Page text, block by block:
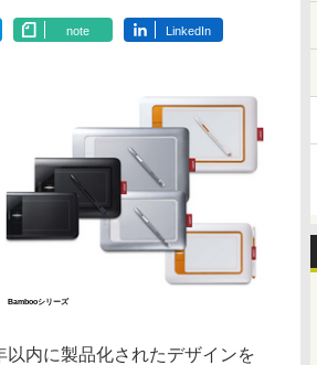
note LinkedIn
Bambooシリーズ
内に製品化されたデザインを